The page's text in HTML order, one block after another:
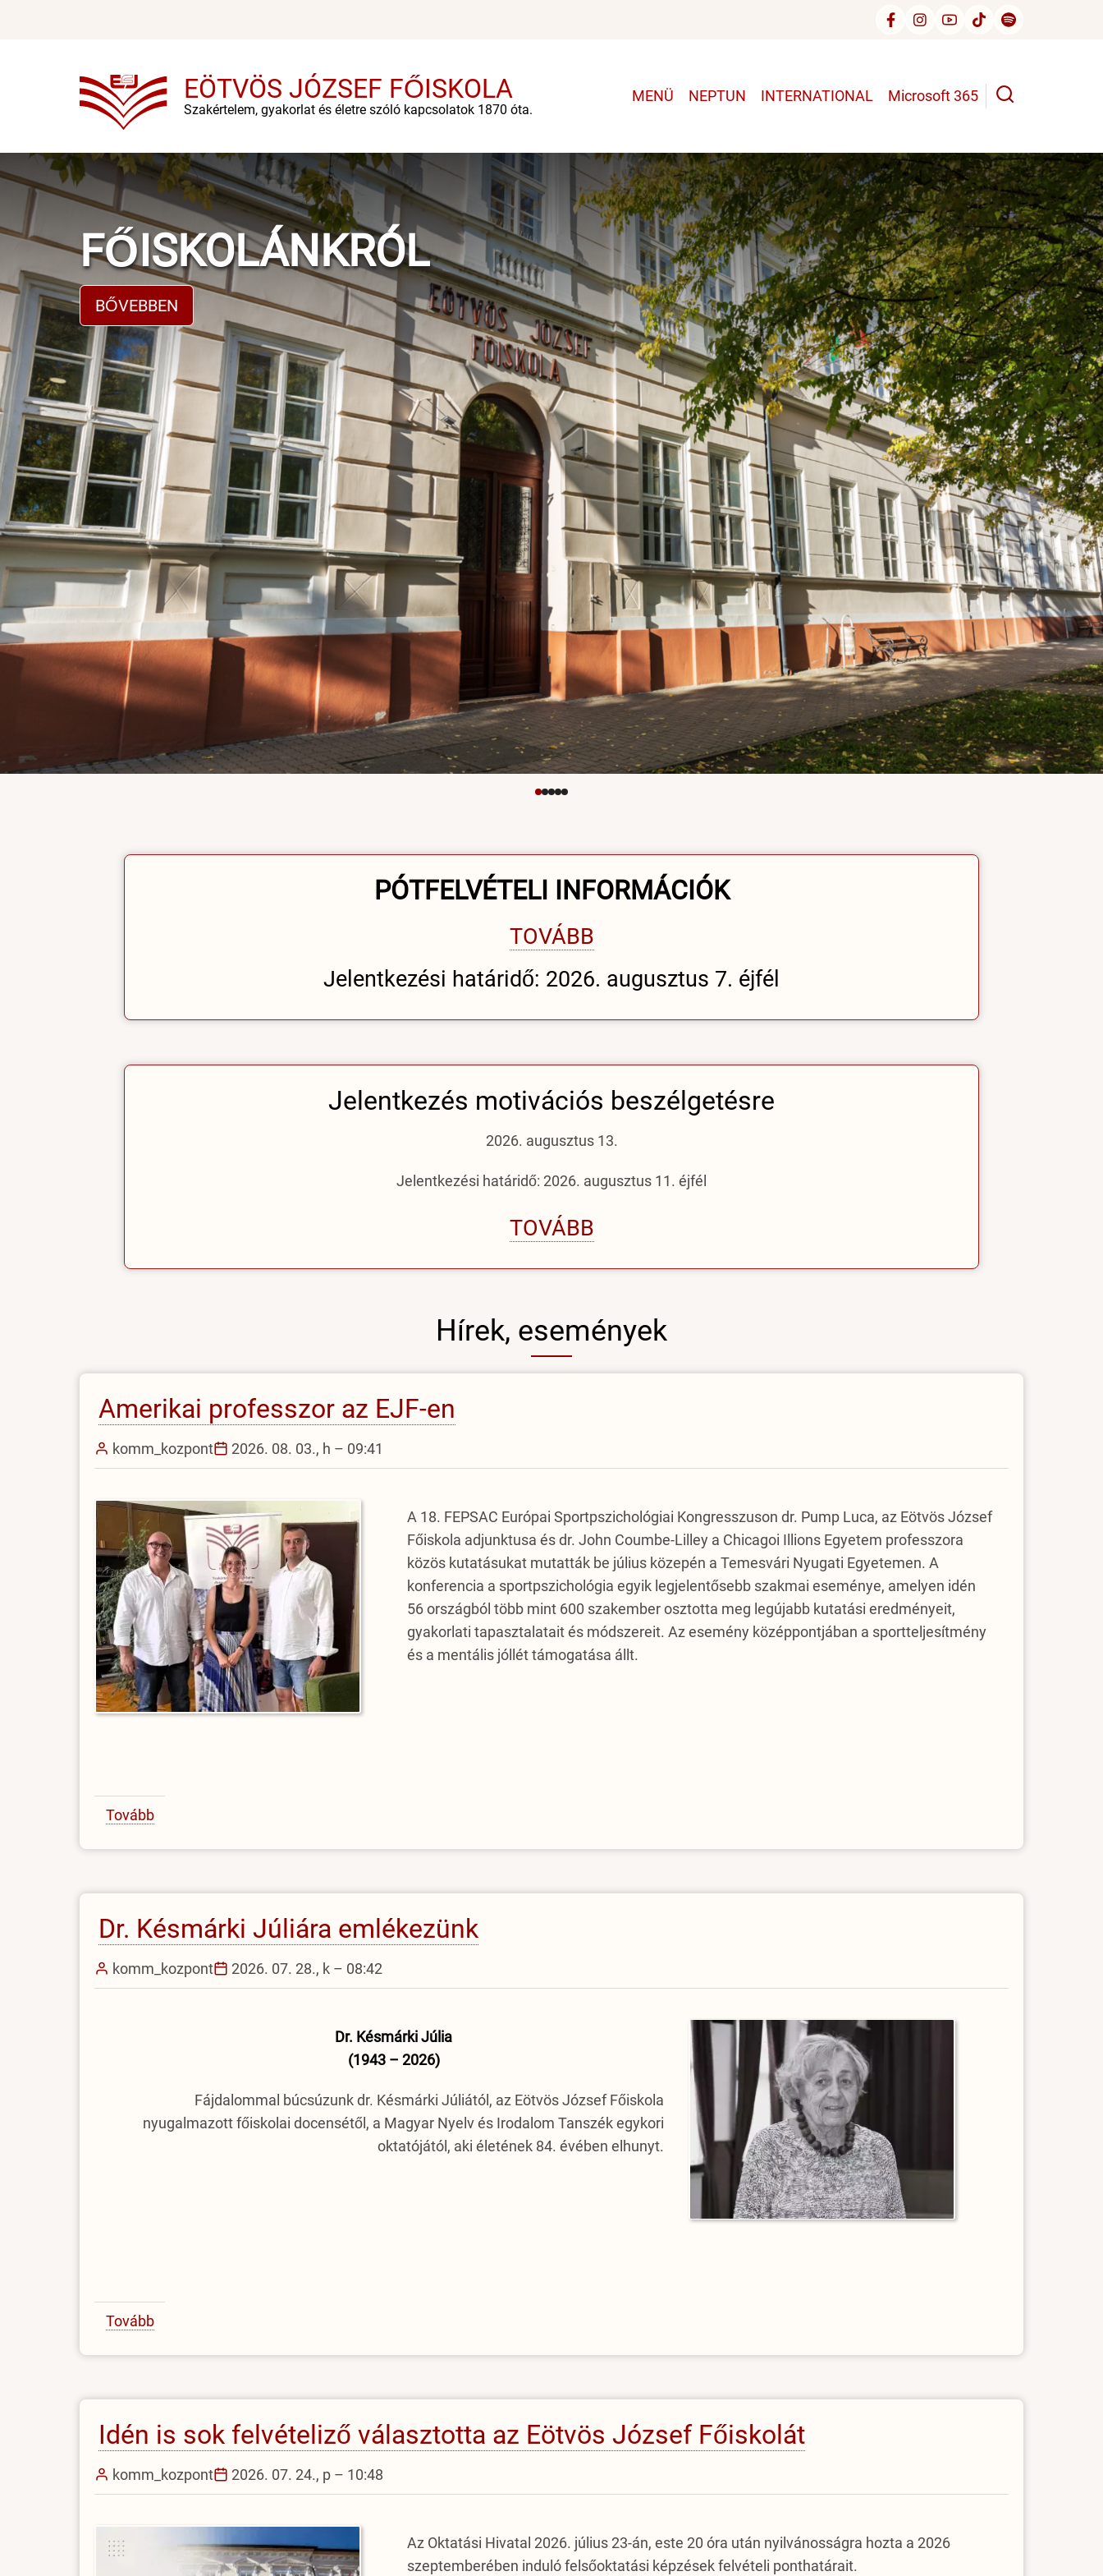
EÖTVÖS JÓZSEF FŐISKOLA
Szakértelem, gyakorlat és életre szóló kapcsolatok 1870 óta.
Main
MENÜ NEPTUN INTERNATIONAL Microsoft 365
FŐISKOLÁNKRÓL
BŐVEBBEN
PÓTFELVÉTELI INFORMÁCIÓK
TOVÁBB
Jelentkezési határidő: 2026. augusztus 7. éjfél
Jelentkezés motivációs beszélgetésre
2026. augusztus 13.
Jelentkezési határidő: 2026. augusztus 11. éjfél
TOVÁBB
Hírek, események
Amerikai professzor az EJF-en
komm_kozpont 2026. 08. 03., h – 09:41
A 18. FEPSAC Európai Sportpszichológiai Kongresszuson dr. Pump Luca, az Eötvös József
Főiskola adjunktusa és dr. John Coumbe-Lilley a Chicagoi Illions Egyetem professzora
közös kutatásukat mutatták be július közepén a Temesvári Nyugati Egyetemen. A
konferencia a sportpszichológia egyik legjelentősebb szakmai eseménye, amelyen idén
56 országból több mint 600 szakember osztotta meg legújabb kutatási eredményeit,
gyakorlati tapasztalatait és módszereit. Az esemény középpontjában a sportteljesítmény
és a mentális jóllét támogatása állt.
Tovább(Amerikai
Dr. Késmárki Júliára emlékezünk
komm_kozpont 2026. 07. 28., k – 08:42
Dr. Késmárki Júlia
(1943 – 2026)
Fájdalommal búcsúzunk dr. Késmárki Júliától, az Eötvös József Főiskola
nyugalmazott főiskolai docensétől, a Magyar Nyelv és Irodalom Tanszék egykori
oktatójától, aki életének 84. évében elhunyt.
Tovább(Dr.
Idén is sok felvételiző választotta az Eötvös József Főiskolát
komm_kozpont 2026. 07. 24., p – 10:48
Az Oktatási Hivatal 2026. július 23-án, este 20 óra után nyilvánosságra hozta a 2026
szeptemberében induló felsőoktatási képzések felvételi ponthatárait.